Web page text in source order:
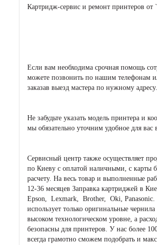
Картридж-сервис и ремонт принтеров от
Если вам необходима срочная помощь
можете позвонить по нашим телефонам
заказав выезд мастера по нужному адресу.
Не забудьте указать модель принтера и
мы обязательно уточним удобное для вас
Сервисный центр также осуществляет
по Киеву с оплатой наличными, с карты
расчету. На весь товар и выполненные
12-36 месяцев Заправка картриджей в
Epson, Lexmark, Brother, Oki,
использует только оригинальные
высоком технологическом уровне, а
безопасны для принтеров. У нас более
всегда грамотно сможем подобрать и